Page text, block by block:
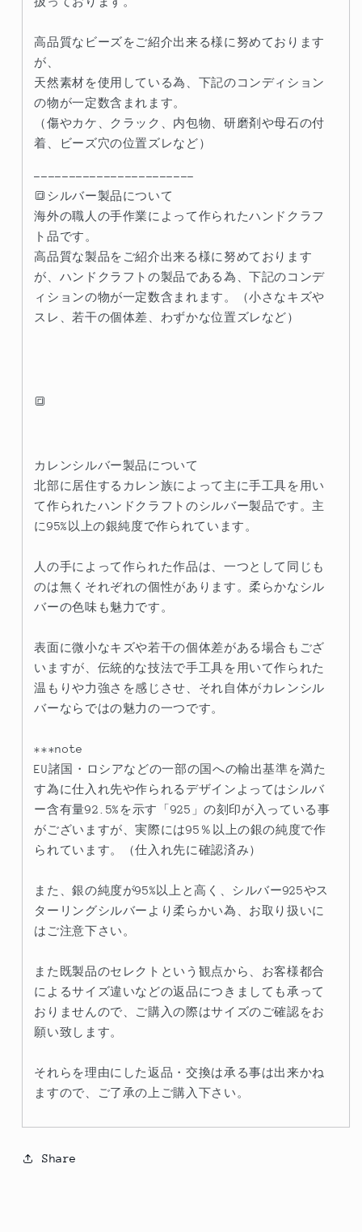
高品質なビーズをご紹介出来る様に努めております
が、
天然素材を使用している為、下記のコンディション
の物が一定数含まれます。
（傷やカケ、クラック、内包物、研磨剤や母石の付
着、ビーズ穴の位置ズレなど）
-----------------------
🔳シルバー製品について
海外の職人の手作業によって作られたハンドクラフ
ト品です。
高品質な製品をご紹介出来る様に努めております
が、ハンドクラフトの製品である為、下記のコンデ
ィションの物が一定数含まれます。（小さなキズや
スレ、若干の個体差、わずかな位置ズレなど）
🔳
カレンシルバー製品について
北部に居住するカレン族によって主に手工具を用い
て作られたハンドクラフトのシルバー製品です。主
に95%以上の銀純度で作られています。
人の手によって作られた作品は、一つとして同じも
のは無くそれぞれの個性があります。柔らかなシル
バーの色味も魅力です。
表面に微小なキズや若干の個体差がある場合もござ
いますが、伝統的な技法で手工具を用いて作られた
温もりや力強さを感じさせ、それ自体がカレンシル
バーならではの魅力の一つです。
***note
EU諸国・ロシアなどの一部の国への輸出基準を満た
す為に仕入れ先や作られるデザインよってはシルバ
ー含有量92.5%を示す「925」の刻印が入っている事
がございますが、実際には95％以上の銀の純度で作
られています。（仕入れ先に確認済み）
また、銀の純度が95%以上と高く、シルバー925やス
ターリングシルバーより柔らかい為、お取り扱いに
はご注意下さい。
また既製品のセレクトという観点から、お客様都合
によるサイズ違いなどの返品につきましても承って
おりませんので、ご購入の際はサイズのご確認をお
願い致します。
それらを理由にした返品・交換は承る事は出来かね
ますので、ご了承の上ご購入下さい。
Share